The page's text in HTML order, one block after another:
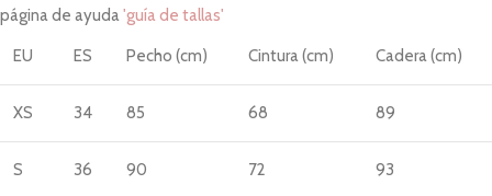
página de ayuda'guía de tallas'
EU ES Pecho (cm) Cintura (cm) Cadera (cm)
XS 34 85 68 89
S 36 90 72 93